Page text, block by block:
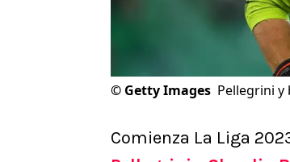
© Getty Images Pellegrini y
Comienza La Liga